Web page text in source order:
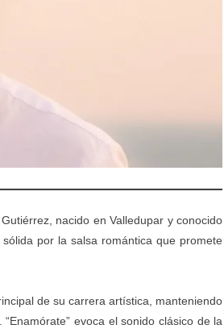
nacido en Valledupar y conocido
por la salsa romántica que promete
de su carrera artística, manteniendo
evoca el sonido clásico de la